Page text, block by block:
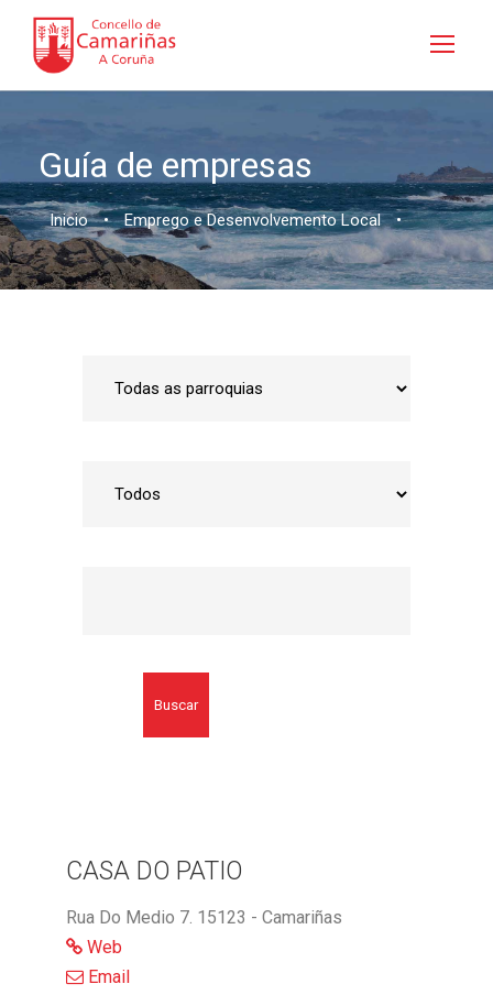
Guía de empresas
Inicio • Emprego e Desenvolvemento Local •
Buscar
CASA DO PATIO
Rua Do Medio 7. 15123 - Camariñas
Web
Email